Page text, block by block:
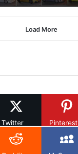
Load More
Twitter Pinterest